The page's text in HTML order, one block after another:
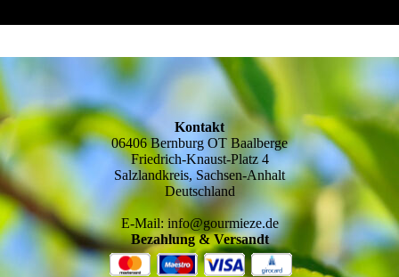
Kontakt
06406 Bernburg OT Baalberge
Friedrich-Knaust-Platz 4
Salzlandkreis, Sachsen-Anhalt
Deutschland
E-Mail: info@gourmieze.de
Bezahlung & Versandt